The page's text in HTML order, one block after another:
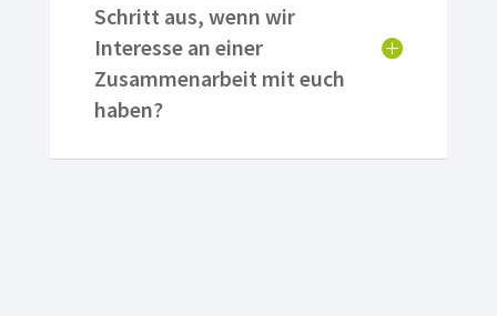
Schritt aus, wenn wir
Interesse an einer
Zusammenarbeit mit euch
haben?